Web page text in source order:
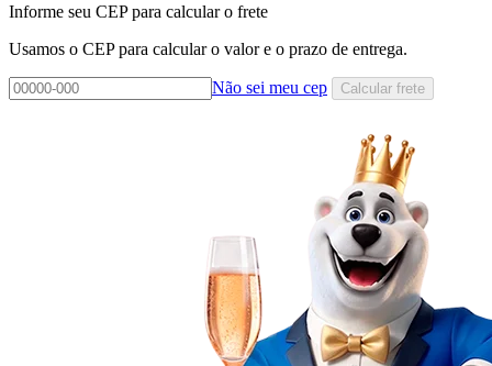
Informe seu CEP para calcular o frete
Usamos o CEP para calcular o valor e o prazo de entrega.
Não sei meu cep Calcular frete